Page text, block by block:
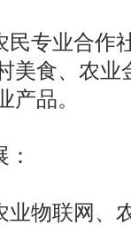
专业合作
美食、农业
产品。
物联网、